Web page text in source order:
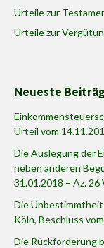
Urteile zur
Urteile zur
Neueste
Urteil vom
Die Auslegung der
neben anderen
31.01.2018 – Az. 26
Die
Köln, Beschluss
Die Rückforderung